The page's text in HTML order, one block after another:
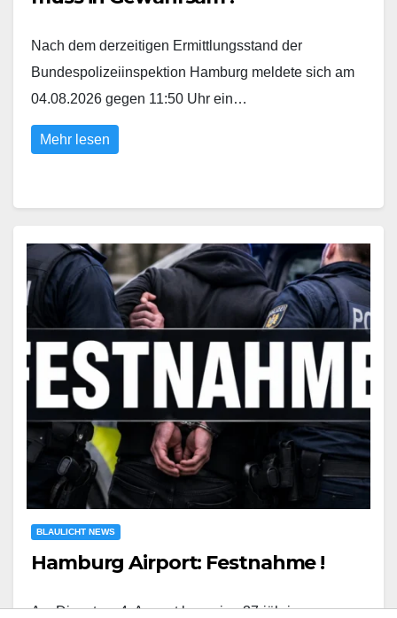
Nach dem derzeitigen Ermittlungsstand der
Bundespolizeiinspektion Hamburg meldete sich am
04.08.2026 gegen 11:50 Uhr ein…
Mehr lesen
BLAULICHT NEWS
Hamburg Airport: Festnahme !
Am Dienstag, 4. August kam eine 37-jährige